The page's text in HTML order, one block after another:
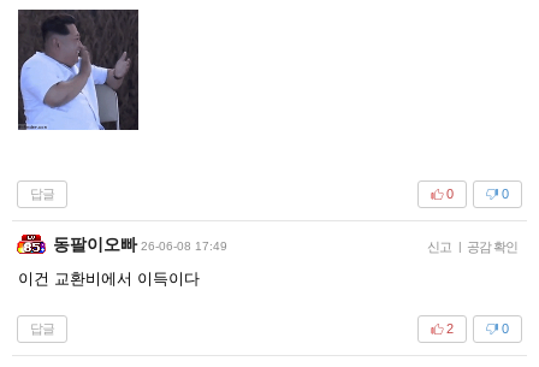
답글 0
0
동팔이오빠 26-06-08 17:49 신고 | 공감 확인
이건 교환비에서 이득이다
답글 0
2